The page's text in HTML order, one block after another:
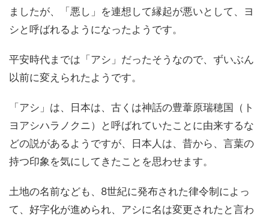
ましたが、「悪し」を連想して縁起が悪いとして、ヨ
シと呼ばれるようになったようです。
平安時代までは「アシ」だったそうなので、ずいぶん
以前に変えられたようです。
「アシ」は、日本は、古くは神話の豊葦原瑞穂国（ト
ヨアシハラノクニ）と呼ばれていたことに由来するな
どの説があるようですが、日本人は、昔から、言葉の
持つ印象を気にしてきたことを思わせます。
土地の名前なども、8世紀に発布された律令制によっ
て、好字化が進められ、アシに名は変更されたと言わ